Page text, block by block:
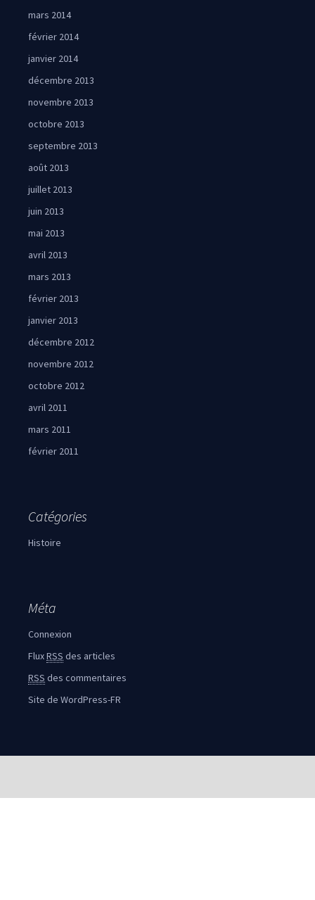
mars 2014
février 2014
janvier 2014
décembre 2013
novembre 2013
octobre 2013
septembre 2013
août 2013
juillet 2013
juin 2013
mai 2013
avril 2013
mars 2013
février 2013
janvier 2013
décembre 2012
novembre 2012
octobre 2012
avril 2011
mars 2011
février 2011
Catégories
Histoire
Méta
Connexion
FluxRSS des articles
RSS des commentaires
Site de WordPress-FR